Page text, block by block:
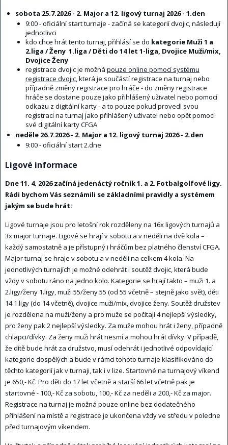
sobota 25.7.2026 - 2. Major a 12. ligový turnaj 2026 - 1.den
9:00 - oficiální start turnaje - začíná se kategorií dvojic, následují
jednotlivci
kdo chce hrát tento turnaj, přihlásí se do kategorie Muži 1 a
2.liga / Ženy 1.liga / Děti do 14 let 1-liga, Dvojice Muži/mix,
Dvojice Ženy
registrace dvojic je možná pouze online pomocí systému
registrace dvojic, která je součástí registrace na turnaj nebo
případně změny registrace pro hráče - do změny registrace
hráče se dostane pouze jako přihlášený uživatel nebo pomocí
odkazu z digitální karty - a to pouze pokud provedl svou
registraci na turnaj jako přihlášený uživatel nebo opět pomocí
své digitální karty CFGA
neděle 26.7.2026 - 2. Major a 12. ligový turnaj 2026 - 2.den
9:00 - oficiální start 2.dne
Ligové informace
Dne 11. 4. 2026 začíná jedenáctý ročník 1. a 2. Fotbalgolfové ligy.
Rádi bychom Vás seznámili se základními pravidly a systémem
jakým se bude hrát:
Ligové turnaje jsou pro letošní rok rozděleny na 16x ligových turnajů a
3x major turnaje. Ligové se hrají v sobotu a v neděli na dvě kola –
každý samostatně a je přístupný i hráčům bez platného členství CFGA.
Major turnaj se hraje v sobotu a v neděli na celkem 4 kola. Na
jednotlivých turnajích je možné odehrát i soutěž dvojic, která bude
vždy v sobotu ráno na jedno kolo. Kategorie se hrají takto – muži 1. a
2.ligy/ženy 1.ligy, muži 55/ženy 55 (od 55 včetně – stejně jako svět), děti
14 1.ligy (do 14 včetně), dvojice muži/mix, dvojice ženy. Soutěž družstev
je rozdělena na muži/ženy a pro muže se počítají 4 nejlepší výsledky,
pro ženy pak 2 nejlepší výsledky. Za muže mohou hrát i ženy, případně
chlapci/dívky. Za ženy muži hrát nesmí a mohou hrát dívky. V případě,
že dítě bude hrát za družstvo, musí odehrát i jednotlivé odpovídající
kategorie dospělých a bude v rámci tohoto turnaje klasifikováno do
těchto kategorií jak v turnaji, tak i v lize. Startovné na turnajový víkend
je 650,- Kč. Pro děti do 17 let včetně a starší 66 let včetně pak je
startovné - 100,- Kč za sobotu, 100,- Kč za neděli a 200,- Kč za major.
Registrace na turnaj je možná pouze online bez dodatečného
přihlášení na místě a registrace je ukončena vždy ve středu v poledne
před turnajovým víkendem.